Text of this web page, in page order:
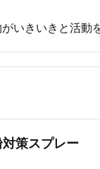
いきいきと活動
策スプレー